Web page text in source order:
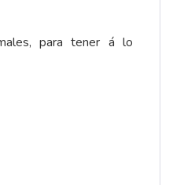
para tener á lo